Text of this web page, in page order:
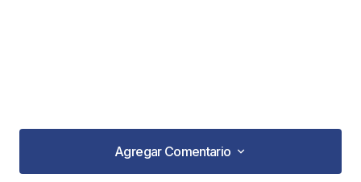
Agregar Comentario
Agregar Comentario